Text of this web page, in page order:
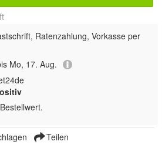
Ratenzahlung, Vorkasse per
Mo, 17. Aug.
Bestellwert.
Teilen